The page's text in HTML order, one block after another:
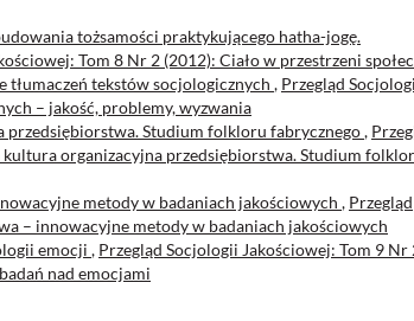
tożsamości praktykującego hatha-jogę.
Tom 8 Nr 2 (2012): Ciało w przestrzeni
tłumaczeń tekstów socjologicznych , Przegląd
– jakość, problemy, wyzwania
Studium folkloru fabrycznego,
organizacyjna przedsiębiorstwa. Studium
metody w badaniach jakościowych , Przegląd
– innowacyjne metody w badaniach jakościowych
emocji , Przegląd Socjologii Jakościowej: Tom 9 Nr
nad emocjami